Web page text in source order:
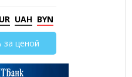
UAH BYN
за ценой